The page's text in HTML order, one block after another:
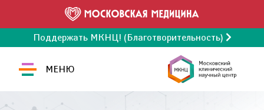
Поддержать МКНЦ! (Благотворительность)
МЕНЮ